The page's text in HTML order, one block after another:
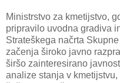
Ministrstvo za kmetijstvo,
pripravilo uvodna gradiva
Strateškega načrta
začenja široko javno
širšo zainteresirano
analize stanja v